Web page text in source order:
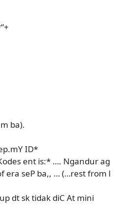
ba).
ID*
ent is:* …. Ngandur ag
era seP ba,, … (…rest from l
dt sk tidak diC At mini